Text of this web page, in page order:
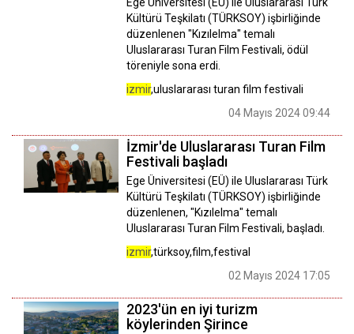
Kültürü Teşkilatı (TÜRKSOY) işbirliğinde
düzenlenen "Kızılelma" temalı
Uluslararası Turan Film Festivali, ödül
töreniyle sona erdi.
izmir,uluslararası turan film festivali
04 Mayıs 2024 09:44
İzmir'de Uluslararası Turan Film
Festivali başladı
Ege Üniversitesi (EÜ) ile Uluslararası Türk
Kültürü Teşkilatı (TÜRKSOY) işbirliğinde
düzenlenen, "Kızılelma" temalı
Uluslararası Turan Film Festivali, başladı.
izmir,türksoy,film,festival
02 Mayıs 2024 17:05
2023'ün en iyi turizm
köylerinden Şirince